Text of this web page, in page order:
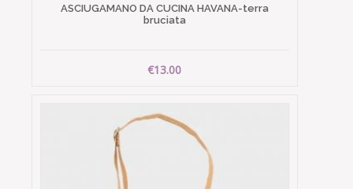
ASCIUGAMANO DA CUCINA HAVANA-terra
bruciata
€13.00